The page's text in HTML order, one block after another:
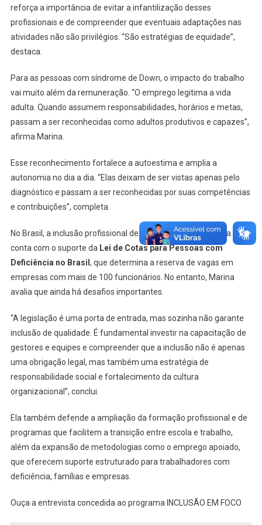
reforça a importância de evitar a infantilização desses
profissionais e de compreender que eventuais adaptações nas
atividades não são privilégios. “São estratégias de equidade”,
destaca.
Para as pessoas com síndrome de Down, o impacto do trabalho
vai muito além da remuneração. “O emprego legitima a vida
adulta. Quando assumem responsabilidades, horários e metas,
passam a ser reconhecidas como adultos produtivos e capazes”,
afirma Marina.
Esse reconhecimento fortalece a autoestima e amplia a
autonomia no dia a dia. “Elas deixam de ser vistas apenas pelo
diagnóstico e passam a ser reconhecidas por suas competências
e contribuições”, completa.
No Brasil, a inclusão profissional de pessoas com deficiência
conta com o suporte da Lei de Cotas para Pessoas com
Deficiência no Brasil , que determina a reserva de vagas em
empresas com mais de 100 funcionários. No entanto, Marina
avalia que ainda há desafios importantes.
“A legislação é uma porta de entrada, mas sozinha não garante
inclusão de qualidade. É fundamental investir na capacitação de
gestores e equipes e compreender que a inclusão não é apenas
uma obrigação legal, mas também uma estratégia de
responsabilidade social e fortalecimento da cultura
organizacional”, conclui.
Ela também defende a ampliação da formação profissional e de
programas que facilitem a transição entre escola e trabalho,
além da expansão de metodologias como o emprego apoiado,
que oferecem suporte estruturado para trabalhadores com
deficiência, famílias e empresas.
Ouça a entrevista concedida ao programa INCLUSÃO EM FOCO